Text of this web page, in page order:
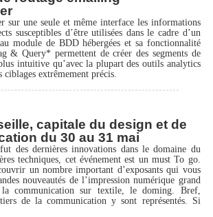
sur une seule et même interface les informations
susceptibles d’être utilisées dans le cadre d’un
module de BDD hébergées et sa fonctionnalité
& Query* permettent de créer des segments de
intuitive qu’avec la plupart des outils analytics
ciblages extrêmement précis.
capitale du design et de
du 30 au 31 mai
des dernières innovations dans le domaine du
techniques, cet événement est un must To go.
un nombre important d’exposants qui vous
nouveautés de l’impression numérique grand
communication sur textile, le doming. Bref,
de la communication y sont représentés. Si